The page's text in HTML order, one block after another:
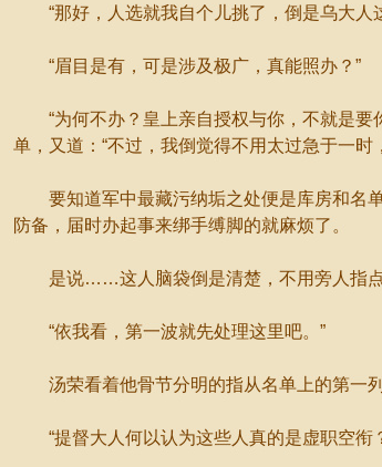
“那好，人选就我自个儿挑了，倒是乌大人
“眉目是有，可是涉及极广，真能照办？”
“为何不办？皇上亲自授权与你，不就是要
单，又道：“不过，我倒觉得不用太过急于一时
要知道军中最藏污纳垢之处便是库房和名单
防备，届时办起事来绑手缚脚的就麻烦了。
是说……这人脑袋倒是清楚，不用旁人指点
“依我看，第一波就先处理这里吧。”
汤荣看着他骨节分明的指从名单上的第一列
“提督大人何以认为这些人真的是虚职空衔